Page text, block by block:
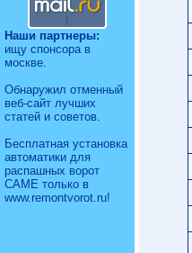
Наши партнеры:
ищу спонсорав
москве.
Обнаружил отменный
веб-сайт лучших
статей и советов.
Бесплатная установка
автоматики для
распашных ворот
CAME только в
www.remontvorot.ru!